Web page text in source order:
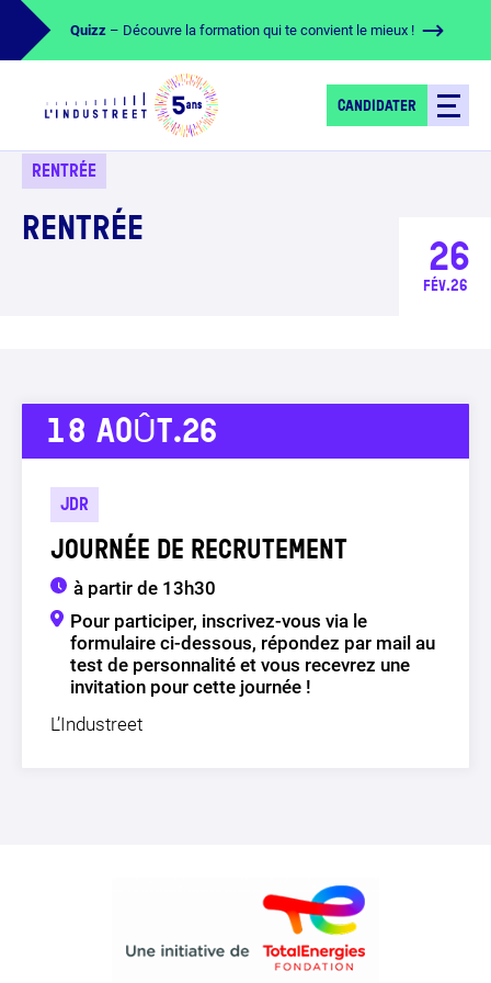
Quizz – Découvre la formation qui te convient le mieux !
CANDIDATER
RENTRÉE
RENTRÉE
26
FÉV.26
18 AOÛT.26
JDR
JOURNÉE DE RECRUTEMENT
à partir de 13h30
Pour participer, inscrivez-vous via le
formulaire ci-dessous, répondez par mail au
test de personnalité et vous recevrez une
invitation pour cette journée !
L’Industreet